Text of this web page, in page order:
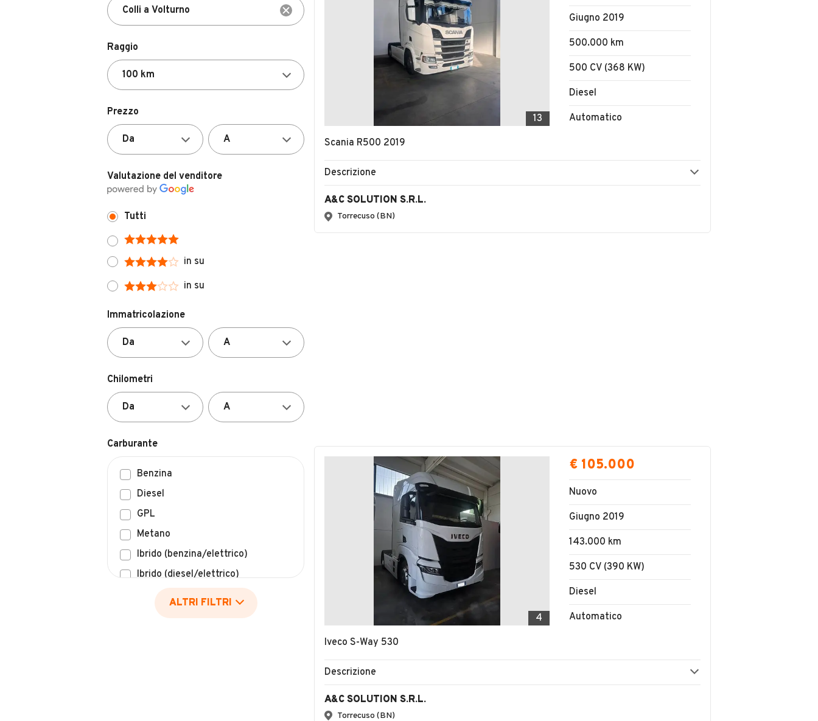
Raggio
Prezzo
Valutazione del venditore
Tutti
in su
in su
Immatricolazione
Chilometri
Carburante
Benzina
Diesel
GPL
Metano
Ibrido (benzina/elettrico)
Ibrido (diesel/elettrico)
Elettrico
Idrogeno
ALTRI FILTRI
13
Scania R500 2019
Giugno 2019
500.000 km
500 CV (368 KW)
Diesel
Automatico
Descrizione
A&C SOLUTION S.R.L.
Torrecuso (BN)
4
Iveco S-Way 530
€ 105.000
Nuovo
Giugno 2019
143.000 km
530 CV (390 KW)
Diesel
Automatico
Descrizione
A&C SOLUTION S.R.L.
Torrecuso (BN)